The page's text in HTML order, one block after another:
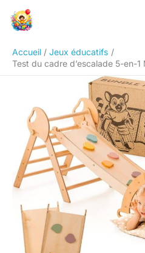
Accueil
Jeux éducatifs
Test du cadre d’escalade 5-en-
Rechercher